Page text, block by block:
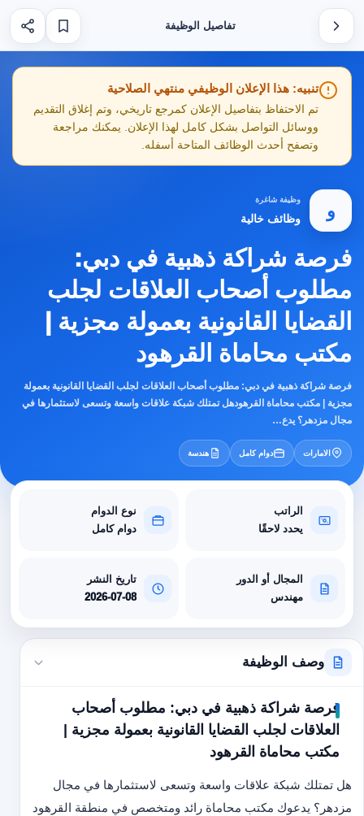
تفاصيل الوظيفة
تنبيه: هذا الإعلان الوظيفي منتهي الصلاحية
تم الاحتفاظ بتفاصيل الإعلان كمرجع تاريخي، وتم إغلاق التقديم
ووسائل التواصل بشكل كامل لهذا الإعلان. يمكنك مراجعة
وتصفح أحدث الوظائف المتاحة أسفله.
و
وظيفة شاغرة
وظائف خالية
فرصة شراكة ذهبية في دبي:
مطلوب أصحاب العلاقات لجلب
القضايا القانونية بعمولة مجزية |
مكتب محاماة القرهود
فرصة شراكة ذهبية في دبي: مطلوب أصحاب العلاقات لجلب القضايا القانونية بعمولة
مجزية | مكتب محاماة القرهودهل تمتلك شبكة علاقات واسعة وتسعى لاستثمارها في
مجال مزدهر؟ يدع…
الامارات دوام كامل هندسة
الراتب
يحدد لاحقًا
نوع الدوام
دوام كامل
المجال أو الدور
مهندس
تاريخ النشر
2026-07-08
وصف الوظيفة
فرصة شراكة ذهبية في دبي: مطلوب أصحاب
العلاقات لجلب القضايا القانونية بعمولة مجزية |
مكتب محاماة القرهود
هل تمتلك شبكة علاقات واسعة وتسعى لاستثمارها في مجال
مزدهر؟ يدعوك مكتب محاماة رائد ومتخصص في منطقة القرهود